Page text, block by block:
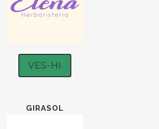
VES-HI
GIRASOL